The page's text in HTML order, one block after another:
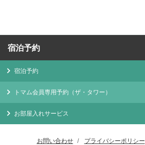
宿泊予約
宿泊予約
トマム会員専用予約（ザ・タワー）
お部屋入れサービス
お問い合わせ プライバシーポリシー